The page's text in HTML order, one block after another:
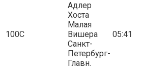
100С
Адлер
Хоста
Малая
Вишера
Санкт-
Петербург-
Главн.
05:41